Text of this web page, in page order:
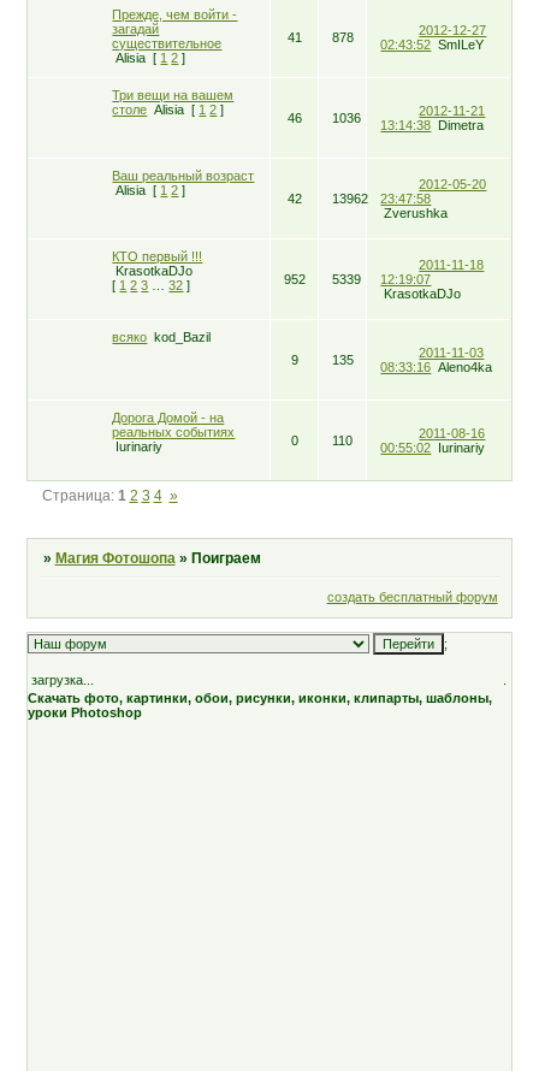
Прежде, чем войти -
загадай
существительное
Alisia [ 1 2 ]
41 878
2012-12-27
02:43:52 SmILeY
Три вещи на вашем
столе Alisia [ 1 2 ]
46 1036
2012-11-21
13:14:38 Dimetra
Ваш реальный возраст
Alisia [ 1 2 ]
42 13962
2012-05-20
23:47:58
Zverushka
КТО первый !!!
KrasotkaDJo
[ 1 2 3 32 ] 952 5339
2011-11-18
12:19:07
KrasotkaDJo
всяко kod_Bazil
9
135
2011-11-03
08:33:16 Aleno4ka
Дорога Домой - на
реальных событиях
Iurinariy
0 110
2011-08-16
00:55:02 Iurinariy
Страница: 1 2 3 4 »
» Магия Фотошопа » Поиграем
создать бесплатный форум
;
загрузка...
Скачать фото, картинки, обои, рисунки, иконки, клипарты, шаблоны,
уроки Photoshop